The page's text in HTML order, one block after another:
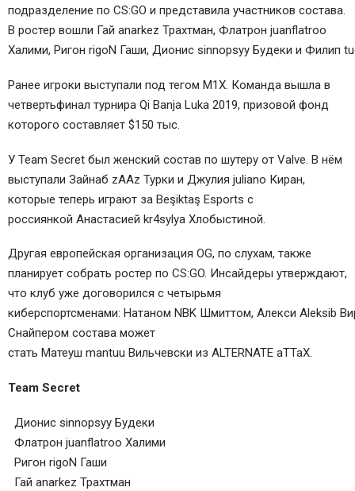
подразделение по CS:GO и представила участников состава.
В ростер вошли Гай anarkez Трахтман, Флатрон juanflatroo
Халими, Ригон rigoN Гаши, Дионис sinnopsyy Будеки и Филип
Ранее игроки выступали под тегом M1X. Команда вышла в
четвертьфинал турнира Qi Banja Luka 2019, призовой фонд
которого составляет $150 тыс.
У Team Secret был женский состав по шутеру от Valve. В нём
выступали Зайнаб zAAz Турки и Джулия juliano Киран,
которые теперь играют за Beşiktaş Esports с
россиянкой Анастасией kr4sylya Хлобыстиной
Другая европейская организация OG, по слухам, также
планирует собрать ростер по CS:GO. Инсайдеры утверждают,
что клуб уже договорился с четырьмя
киберспортсменами: Натаном NBK Шмиттом, Алекси Aleksib
Снайпером состава может
стать Матеуш mantuu Вильчевски из ALTERNATE aTTaX.
Team Secret
Дионис sinnopsyy Будеки
Флатрон juanflatroo Халими
Ригон rigoN Гаши
Гай anarkez Трахтман